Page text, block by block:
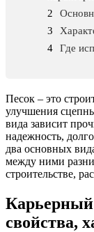
Где
Песок – это
улучшения
вида зависит
надежность,
два основных
между ними
строительстве,
Карьерный
свойства,